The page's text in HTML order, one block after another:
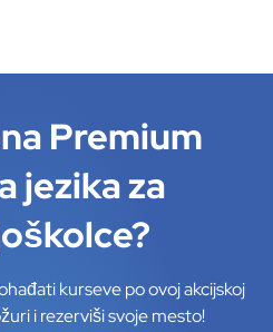
Premium
jezika za
kurseve po ovoj akcijskoj
i rezerviši svoje mesto!